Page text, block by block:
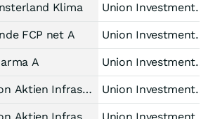
Klima Union Investment Lux
FCP net A Union Investment Lux
A Union Investment Lux
UniTransformation Aktien Infrastruktur Union Investment Lux